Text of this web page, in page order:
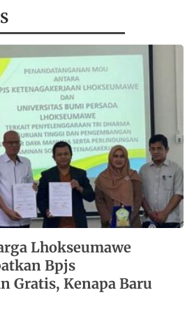
Lhokseumawe
Bpjs
Gratis, Kenapa Baru